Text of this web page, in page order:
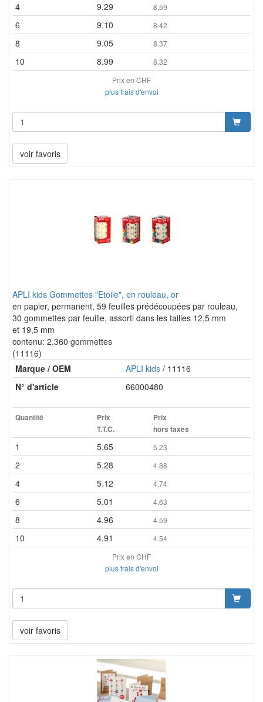
4 9.29 8.59
6 9.10 8.42
8 9.05 8.37
10 8.99
8.32
Prix en CHF
plus frais d'envoi
voir favoris
APLI kids Gommettes "Etoile", en rouleau, or
en papier, permanent, 59 feuilles prédécoupées par rouleau,
30 gommettes par feuille, assorti dans les tailles 12,5 mm
et 19,5 mm
contenu: 2.360 gommettes
(11116)
Marque / OEM
APLI kids / 11116
N° d'article
66000480
Quantité
Prix
T.T.C.
Prix
hors taxes
1 5.65 5.23
2 5.28 4.88
4 5.12 4.74
6 5.01 4.63
8 4.96 4.59
10 4.91
4.54
Prix en CHF
plus frais d'envoi
voir favoris